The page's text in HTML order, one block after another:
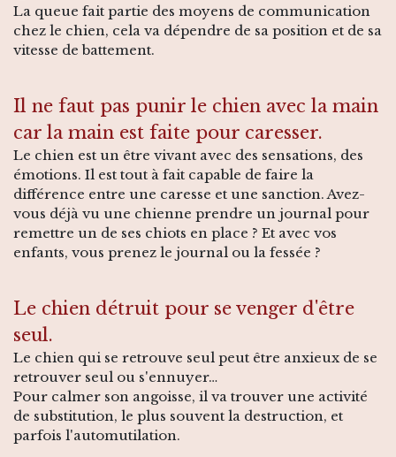
La queue fait partie des moyens de communication
chez le chien, cela va dépendre de sa position et de sa
vitesse de battement.
Il ne faut pas punir le chien avec la main
car la main est faite pour caresser.
Le chien est un être vivant avec des sensations, des
émotions. Il est tout à fait capable de faire la
différence entre une caresse et une sanction. Avez-
vous déjà vu une chienne prendre un journal pour
remettre un de ses chiots en place ? Et avec vos
enfants, vous prenez le journal ou la fessée ?
Le chien détruit pour se venger d'être
seul.
Le chien qui se retrouve seul peut être anxieux de se
retrouver seul ou s'ennuyer…
Pour calmer son angoisse, il va trouver une activité
de substitution, le plus souvent la destruction, et
parfois l'automutilation.